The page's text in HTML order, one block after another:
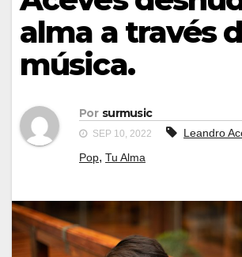
alma a través
música.
Por surmusic
SEP 10, 2022 Leandro
Pop, Tu Alma